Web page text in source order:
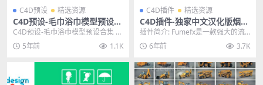
C4D预设 精选资源
C4D预设-毛巾浴巾模型预设合
集 Towel
C4D预设-毛巾浴巾模型预设合集 其
他推荐: C4D预设-C4D建筑城市程
序化一...
5年前 1.1K
C4D插件 精选资源
C4D插件-独家中文汉化版烟雾
火焰爆炸特效模拟插件 SitniS
ati FumeFX 5.0
插件简介: Fumefx是一款强大的流
体动力学模拟插件，其强大的流体
动力学引擎可...
6年前 3.7K